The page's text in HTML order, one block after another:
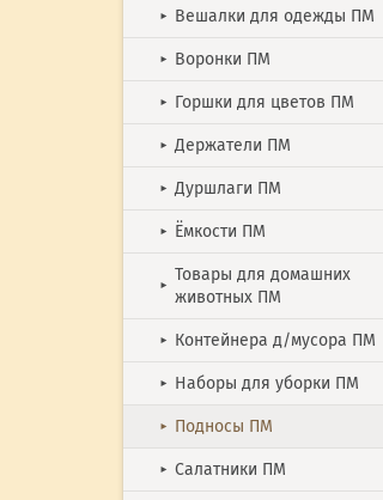
► Вешалки для одежды ПМ
► Воронки ПМ
► Горшки для цветов ПМ
► Держатели ПМ
► Дуршлаги ПМ
► Ёмкости ПМ
►
Товары для домашних
животных ПМ
► Контейнера д/мусора ПМ
► Наборы для уборки ПМ
► Подносы ПМ
► Салатники ПМ